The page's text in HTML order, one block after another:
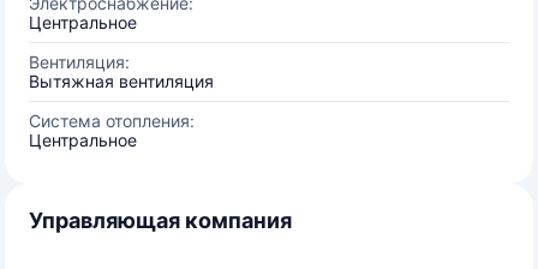
Центральное
Вентиляция:
Вытяжная вентиляция
Система отопления:
Центральное
Управляющая компания